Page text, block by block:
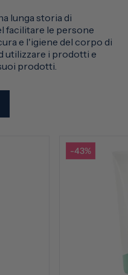
lunga storia di
facilitare le persone
e l'igiene del corpo di
utilizzare i prodotti e
prodotti.
-43%